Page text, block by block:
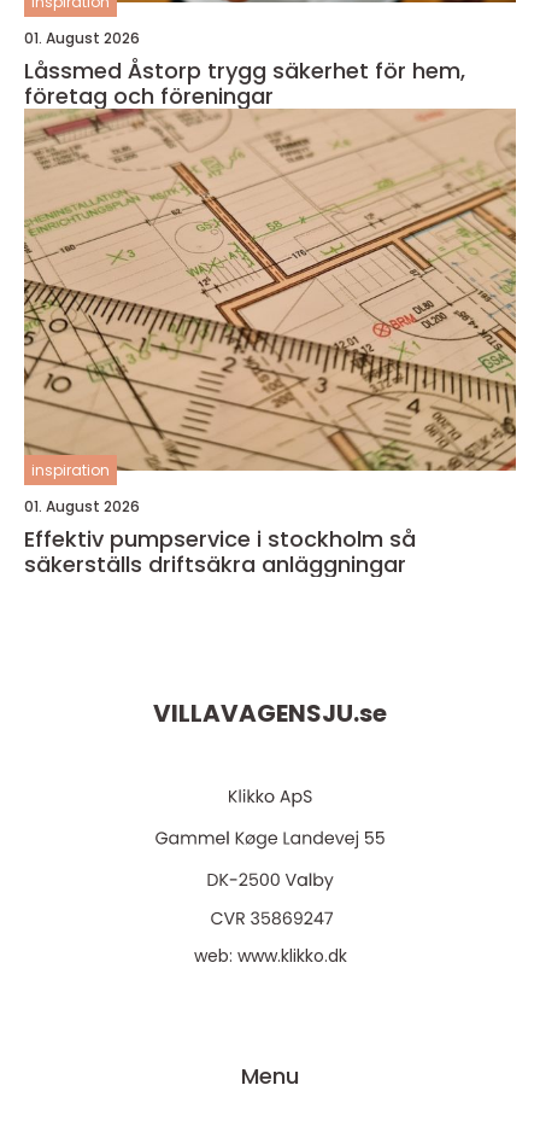
01. August 2026
Låssmed Åstorp trygg säkerhet för hem,
företag och föreningar
inspiration
01. August 2026
Effektiv pumpservice i stockholm så
säkerställs driftsäkra anläggningar
VILLAVAGENSJU.se
web: www.klikko.dk
Menu